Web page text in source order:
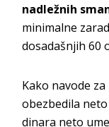
nadležnih
minimalne
dosadašnjih 60
Kako navode
obezbedila
dinara neto